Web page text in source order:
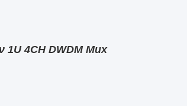
1U 4CH DWDM Mux